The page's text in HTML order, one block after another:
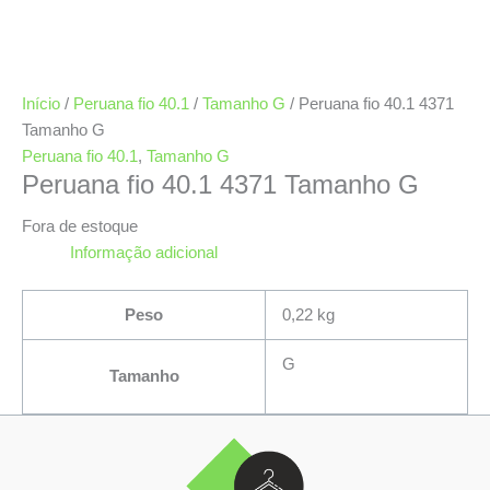
Início / Peruana fio 40.1 / Tamanho G / Peruana fio 40.1 4371
Tamanho G
Peruana fio 40.1 , Tamanho G
Peruana fio 40.1 4371 Tamanho G
Fora de estoque
Informação adicional
Peso 0,22 kg
Tamanho
G